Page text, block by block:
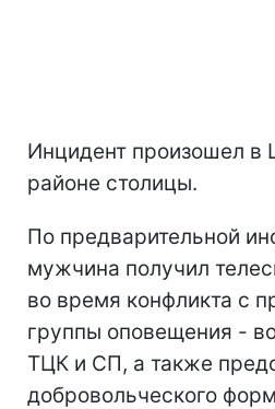
Инцидент произошел в
районе столицы.
По предварительной
мужчина получил
во время конфликта с
группы оповещения -
ТЦК и СП, а также
добровольческого